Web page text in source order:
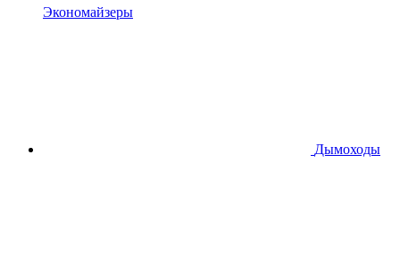
Экономайзеры
Дымоходы